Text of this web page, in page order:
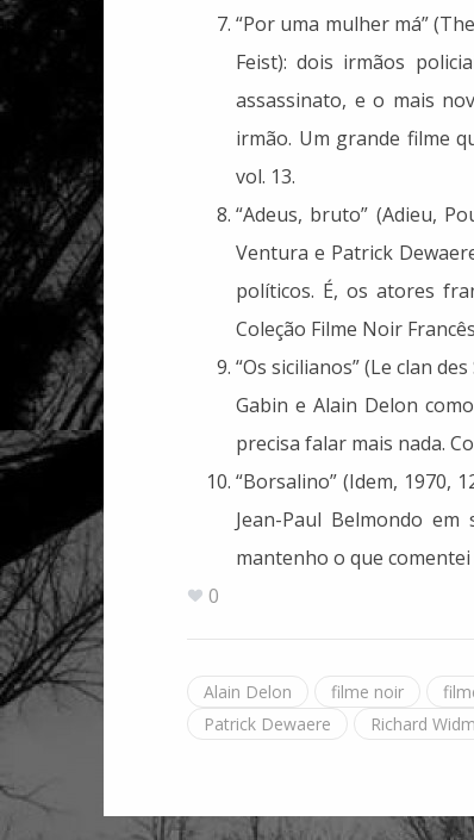
“Por uma mulher má”
Feist): dois irmãos
assassinato, e o mais
irmão. Um grande filme
vol. 13.
“Adeus, bruto” (Adieu,
Ventura e Patrick
políticos. É, os atores
Coleção Filme Noir
“Os sicilianos” (Le clan
Gabin e Alain Delon
precisa falar mais nada.
“Borsalino” (Idem, 1970,
Jean-Paul Belmondo
mantenho o que comentei
0
Alain Delon filme noir
Patrick Dewaere
Richard